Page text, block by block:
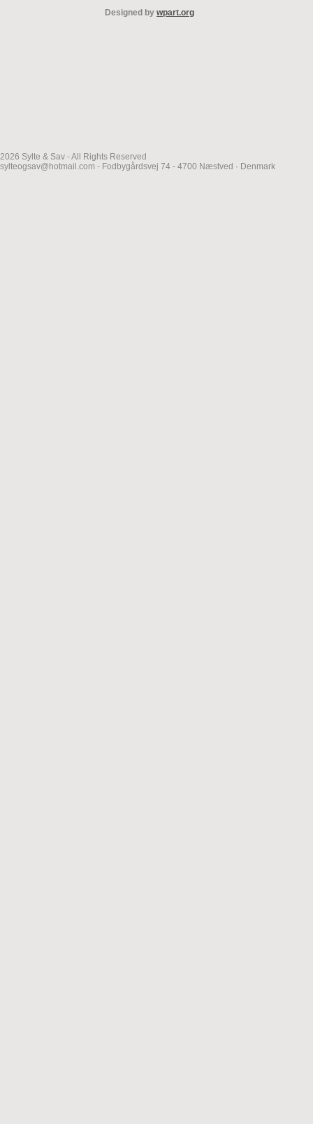
Designed by wpart.org
2026 Sylte & Sav - All Rights Reserved
sylteogsav@hotmail.com - Fodbygårdsvej 74 - 4700 Næstved · Denmark